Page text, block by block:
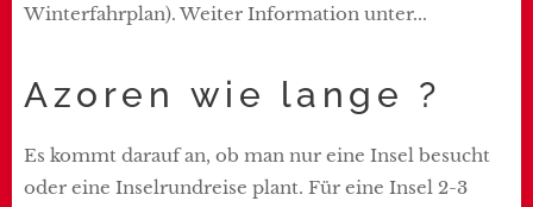
Winterfahrplan). Weiter Information unter...
Azoren wie lange ?
Es kommt darauf an, ob man nur eine Insel besucht
oder eine Inselrundreise plant. Für eine Insel 2-3